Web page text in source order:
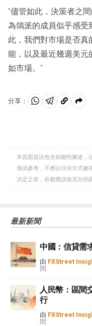
"儘管如此，決策者之
為鴿派的成員似乎感受
此，我們對市場是否
能，以及最近幾週美元
如市場。"
分享：
分 分 複
板
本頁面資訊包含前瞻性陳述，
僅供參考，不應以任何方式被
決定之前，你都應該做充分的
觀點，並不代表FXStreet或其
如果文章正文中沒有明確提到
中都沒有頭寸，也沒有與文中
者沒有收到撰寫這篇文章的報酬
FXStreet和作者不提供個性化
性不作任何陳述。FXStreet
或損害由此資訊及其顯示或使
FXStreet並非註冊投資顧問
最新新聞
中國：信貸需
由 FXStreet
間
人民幣：區間
行
由 FXStreet
間